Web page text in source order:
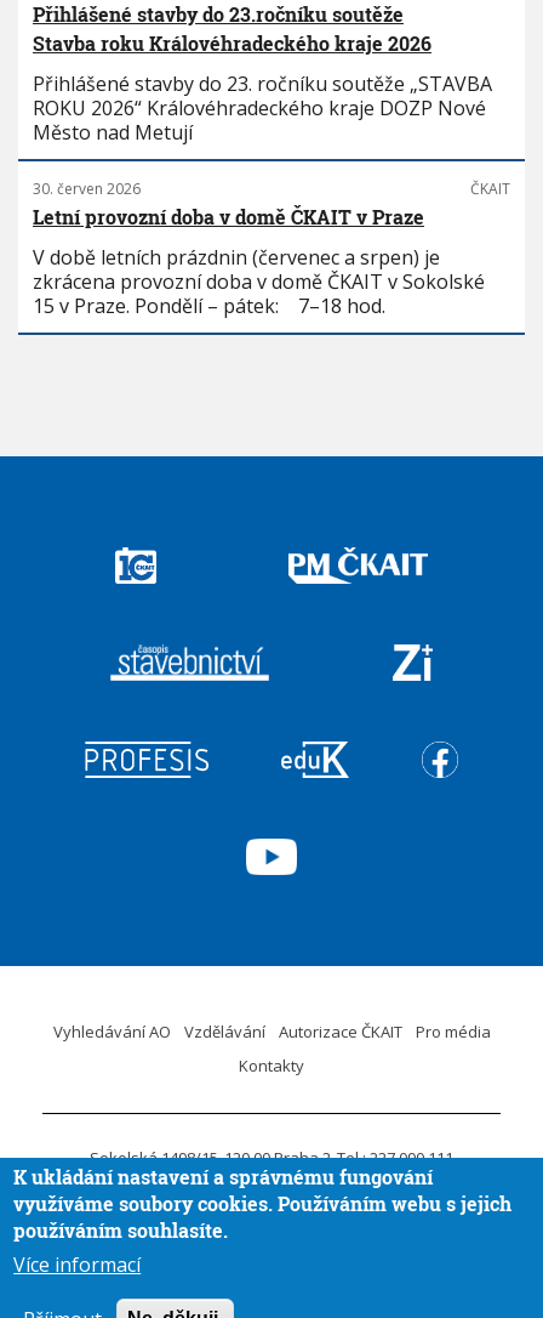
Přihlášené stavby do 23.ročníku soutěže
Stavba roku Královéhradeckého kraje 2026
Přihlášené stavby do 23. ročníku soutěže „STAVBA
ROKU 2026“ Královéhradeckého kraje DOZP Nové
Město nad Metují
30. červen 2026 ČKAIT
Letní provozní doba v domě ČKAIT v Praze
V době letních prázdnin (červenec a srpen) je
zkrácena provozní doba v domě ČKAIT v Sokolské
15 v Praze. Pondělí – pátek: 7–18 hod.
Vyhledávání AO Vzdělávání Autorizace ČKAIT
Pro média
Kontakty
Sokolská 1498/15 120 00 Praha 2 Tel.: 227 090 111
ID DS:krvaigt E-mail.:ckait@ckait.cz Ochrana osobních údajů
Oznámení porušení práva EU
VytvořilaAira GROUP
K ukládání nastavení a správnému fungování
využíváme soubory cookies. Používáním webu s jejich
používáním souhlasíte.
Více informací